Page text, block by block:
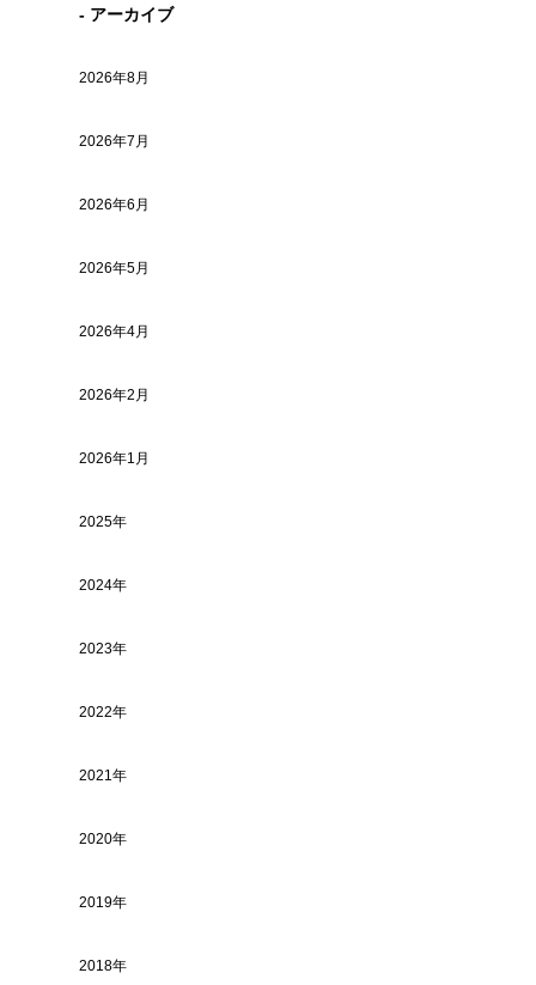
- アーカイブ
2026年8月
2026年7月
2026年6月
2026年5月
2026年4月
2026年2月
2026年1月
2025年
2024年
2023年
2022年
2021年
2020年
2019年
2018年